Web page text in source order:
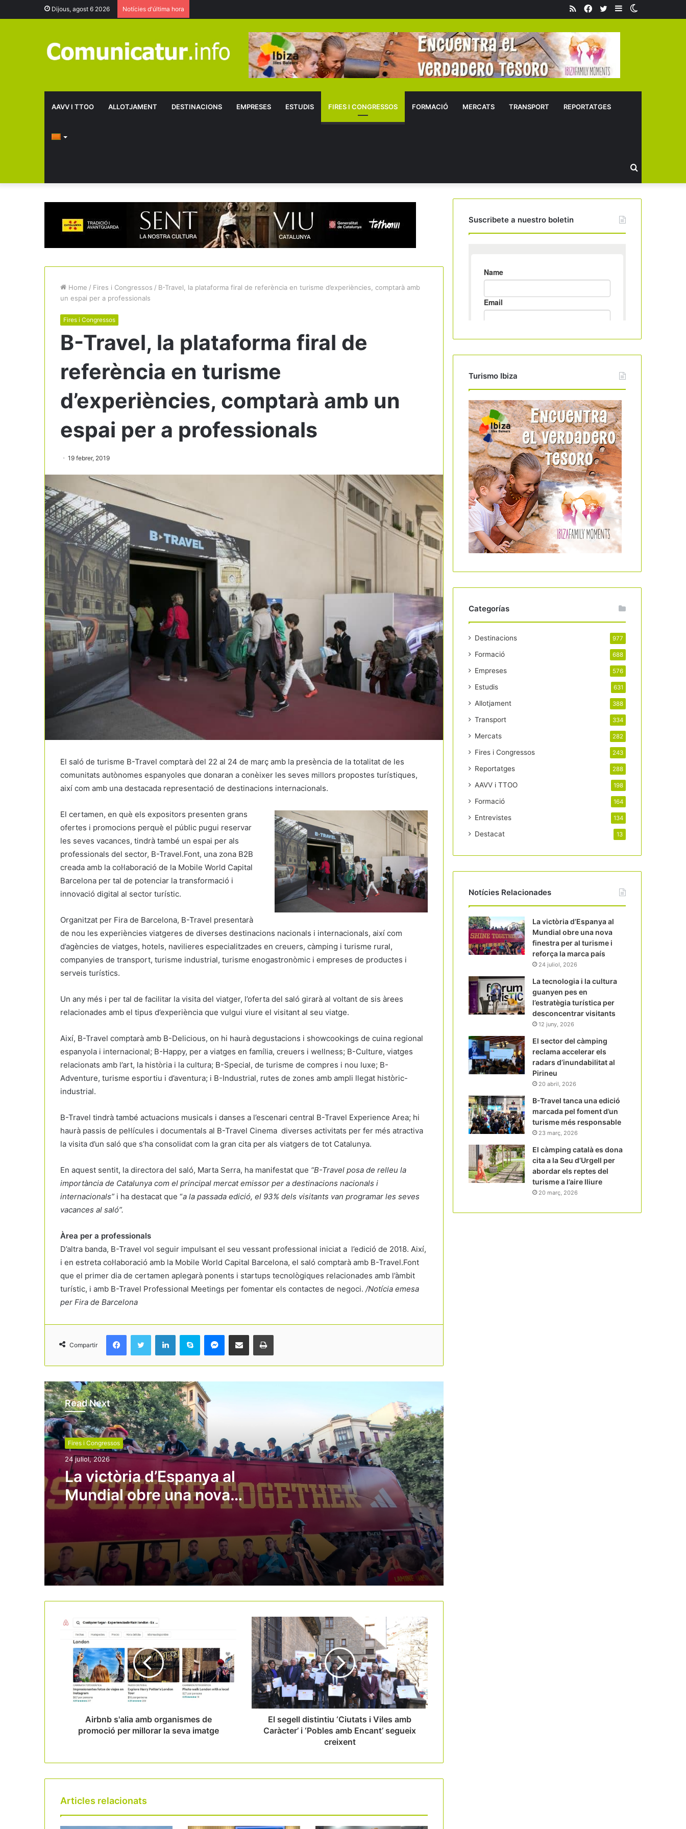
Dijous, agost 6 2026 Notícies d'última hora Sidebar
Twitter
Facebook
RSS
AAVV I TTOO ALLOTJAMENT DESTINACIONS EMPRESES ESTUDIS FIRES I CONGRESSOS FORMACIÓ MERCATS TRANSPORT REPORTATGES
Buscar
Home / Fires i Congressos / B-Travel, la plataforma firal de referència en turisme d’experiències, comptarà amb
un espai per a professionals
Fires i Congressos
B-Travel, la plataforma firal de
referència en turisme
d’experiències, comptarà amb un
espai per a professionals
19 febrer, 2019
El saló de turisme B-Travel comptarà del 22 al 24 de març amb la presència de la totalitat de les
comunitats autònomes espanyoles que donaran a conèixer les seves millors propostes turístiques,
així com amb una destacada representació de destinacions internacionals.
El certamen, en què els expositors presenten grans
ofertes i promocions perquè el públic pugui reservar
les seves vacances, tindrà també un espai per als
professionals del sector, B-Travel.Font, una zona B2B
creada amb la col·laboració de la Mobile World Capital
Barcelona per tal de potenciar la transformació i
innovació digital al sector turístic.
Organitzat per Fira de Barcelona, B-Travel presentarà
de nou les experiències viatgeres de diverses destinacions nacionals i internacionals, així com
d’agències de viatges, hotels, navilieres especialitzades en creuers, càmping i turisme rural,
companyies de transport, turisme industrial, turisme enogastronòmic i empreses de productes i
serveis turístics.
Un any més i per tal de facilitar la visita del viatger, l’oferta del saló girarà al voltant de sis àrees
relacionades amb el tipus d’experiència que vulgui viure el visitant al seu viatge.
Així, B-Travel comptarà amb B-Delicious, on hi haurà degustacions i showcookings de cuina regional
espanyola i internacional; B-Happy, per a viatges en família, creuers i wellness; B-Culture, viatges
relacionats amb l’art, la història i la cultura; B-Special, de turisme de compres i nou luxe; B-
Adventure, turisme esportiu i d’aventura; i B-Industrial, rutes de zones amb ampli llegat històric-
industrial.
B-Travel tindrà també actuacions musicals i danses a l’escenari central B-Travel Experience Area; hi
haurà passis de pel·lícules i documentals al B-Travel Cinema diverses activitats per fer més atractiva
la visita d’un saló que s’ha consolidat com la gran cita per als viatgers de tot Catalunya.
En aquest sentit, la directora del saló, Marta Serra, ha manifestat que “B-Travel posa de relleu la
importància de Catalunya com el principal mercat emissor per a destinacions nacionals i
internacionals” i ha destacat que “a la passada edició, el 93% dels visitants van programar les seves
vacances al saló”.
Àrea per a professionals
D’altra banda, B-Travel vol seguir impulsant el seu vessant professional iniciat a l’edició de 2018. Així,
i en estreta col·laboració amb la Mobile World Capital Barcelona, el saló comptarà amb B-Travel.Font
que el primer dia de certamen aplegarà ponents i startups tecnològiques relacionades amb l’àmbit
turístic, i amb B-Travel Professional Meetings per fomentar els contactes de negoci. /Notícia emesa
per Fira de Barcelona
Compartir
Read Next
Fires i Congressos
24 juliol, 2026
La victòria d’Espanya al
Mundial obre una nova
finestra per al turisme i
reforça la marca país
La victòria d’Espanya al Mundial obre
una nova finestra per al turisme i
reforça la marca país
en l’estratègia turística per
Pirineu
B-Travel tanca una edició marcada pel
foment d’un turisme més responsable
El càmping català es dona cita a la
Seu d’Urgell per abordar els reptes del
turisme a l’aire lliure
B-Travel reunirà més de 100
expositors i posarà el focus en el
El mercat alemany aporta 1.643 M€ a
Catalunya i reforça el turisme fora
d’estiu
El MWC evidencia el pes del turisme
B-Travel apostarà per un model turístic
més conscient i sostenible en la
pròxima edició
FITUR impulsa l’activitat turística i
hotelera de Madrid en una edició de
creixement rècord
Airbnb s'alia amb organismes de
promoció per millorar la seva imatge
El segell distintiu ‘Ciutats i Viles amb
Caràcter’ i ‘Pobles amb Encant’ segueix
creixent
Articles relacionats
Suscribete a nuestro boletin
Turismo Ibiza
Categorías
Destinacions 977
Formació 688
Empreses 576
Estudis 631
Allotjament 388
Transport 334
Mercats 282
Fires i Congressos 243
Reportatges 288
AAVV i TTOO 198
Formació 164
Entrevistes 134
Destacat 13
Notícies Relacionades
La victòria d’Espanya al
Mundial obre una nova
finestra per al turisme i
reforça la marca país
24 juliol, 2026
La tecnologia i la cultura
guanyen pes en
l’estratègia turística per
desconcentrar visitants
12 juny, 2026
El sector del càmping
reclama accelerar els
radars d’inundabilitat al
Pirineu
20 abril, 2026
B-Travel tanca una edició
marcada pel foment d’un
turisme més responsable
23 març, 2026
El càmping català es dona
cita a la Seu d’Urgell per
abordar els reptes del
turisme a l’aire lliure
20 març, 2026